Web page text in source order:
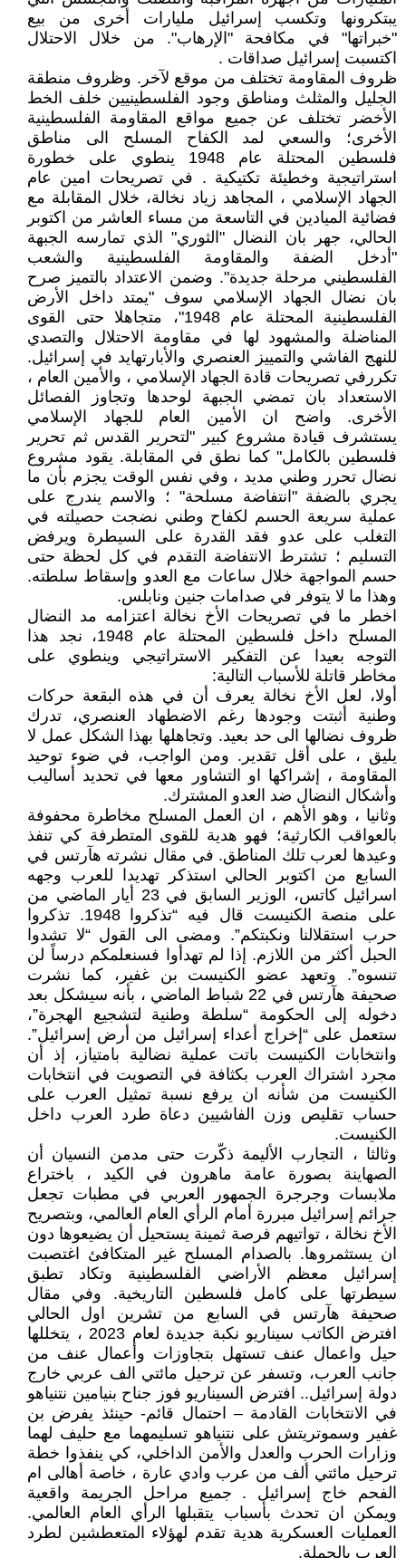
يبتكرونها وتكسب إسرائيل مليارات أخرى من بيع
"خبراتها" في مكافحة "الإرهاب". من خلال الاحتلال
اكتسبت إسرائيل صداقات .
ظروف المقاومة تختلف من موقع لآخر. وظروف منطقة
الجليل والمثلث ومناطق وجود الفلسطينيين خلف الخط
الأخضر تختلف عن جميع مواقع المقاومة الفلسطينية
الأخرى؛ والسعي لمد الكفاح المسلح الى مناطق
فلسطين المحتلة عام 1948 ينطوي على خطورة
استراتيجية وخطيئة تكتيكية . في تصريحات امين عام
الجهاد الإسلامي ، المجاهد زياد نخالة، خلال المقابلة مع
فضائية الميادين في التاسعة من مساء العاشر من اكتوبر
الحالي، جهر بان النضال "الثوري" الذي تمارسه الجبهة
"أدخل الضفة والمقاومة الفلسطينية والشعب
الفلسطيني مرحلة جديدة". وضمن الاعتداد بالتميز صرح
بان نضال الجهاد الإسلامي سوف "يمتد داخل الأرض
الفلسطينية المحتلة عام 1948"، متجاهلا حتى القوى
المناضلة والمشهود لها في مقاومة الاحتلال والتصدي
للنهج الفاشي والتمييز العنصري والأبارتهايد في إسرائيل.
تكررفي تصريحات قادة الجهاد الإسلامي ، والأمين العام ،
الاستعداد بان تمضي الجبهة لوحدها وتجاوز الفصائل
الأخرى. واضح ان الأمين العام للجهاد الإسلامي
يستشرف قيادة مشروع كبير "لتحرير القدس ثم تحرير
فلسطين بالكامل" كما نطق في المقابلة. يقود مشروع
نضال تحرر وطني مديد ، وفي نفس الوقت يجزم بأن ما
يجري بالضفة "انتفاضة مسلحة" ؛ والاسم يندرج على
عملية سريعة الحسم لكفاح وطني نضجت حصيلته في
التغلب على عدو فقد القدرة على السيطرة ويرفض
التسليم ؛ تشترط الانتفاضة التقدم في كل لحظة حتى
حسم المواجهة خلال ساعات مع العدو وإسقاط سلطته.
وهذا ما لا يتوفر في صدامات جنين ونابلس.
اخطر ما في تصريحات الأخ نخالة اعتزامه مد النضال
المسلح داخل فلسطين المحتلة عام 1948، نجد هذا
التوجه بعيدا عن التفكير الاستراتيجي وينطوي على
مخاطر قاتلة للأسباب التالية:
أولا، لعل الأخ نخالة يعرف أن في هذه البقعة حركات
وطنية أثبتت وجودها رغم الاضطهاد العنصري، تدرك
ظروف نضالها الى حد بعيد. وتجاهلها بهذا الشكل عمل لا
يليق ، على أقل تقدير. ومن الواجب، في ضوء توحيد
المقاومة ، إشراكها او التشاور معها في تحديد أساليب
وأشكال النضال ضد العدو المشترك.
وثانيا ، وهو الأهم ، ان العمل المسلح مخاطرة محفوفة
بالعواقب الكارثية؛ فهو هدية للقوى المتطرفة كي تنفذ
وعيدها لعرب تلك المناطق. في مقال نشرته هآرتس في
السابع من اكتوبر الحالي استذكر تهديدا للعرب وجهه
اسرائيل كاتس، الوزير السابق في 23 أيار الماضي من
على منصة الكنيست قال فيه “تذكروا 1948. تذكروا
حرب استقلالنا ونكبتكم”. ومضى الى القول “لا تشدوا
الحبل أكثر من اللازم. إذا لم تهدأوا فسنعلمكم درساً لن
تنسوه”. وتعهد عضو الكنيست بن غفير، كما نشرت
صحيفة هآرتس في 22 شباط الماضي ، بأنه سيشكل بعد
دخوله إلى الحكومة “سلطة وطنية لتشجيع الهجرة”،
ستعمل على “إخراج أعداء إسرائيل من أرض إسرائيل”.
وانتخابات الكنيست باتت عملية نضالية بامتياز، إذ أن
مجرد اشتراك العرب بكثافة في التصويت في انتخابات
الكنيست من شأنه ان يرفع نسبة تمثيل العرب على
حساب تقليص وزن الفاشيين دعاة طرد العرب داخل
الكنيست.
وثالثا ، التجارب الأليمة ذكّرت حتى مدمن النسيان أن
الصهاينة بصورة عامة ماهرون في الكيد ، باختراع
ملابسات وجرجرة الجمهور العربي في مطبات تجعل
جرائم إسرائيل مبررة أمام الرأي العام العالمي، وبتصريح
الأخ نخالة ، تواتيهم فرصة ثمينة يستحيل أن يضيعوها دون
ان يستثمروها. بالصدام المسلح غير المتكافئ اغتصبت
إسرائيل معظم الأراضي الفلسطينية وتكاد تطبق
سيطرتها على كامل فلسطين التاريخية. وفي مقال
صحيفة هآرتس في السابع من تشرين اول الحالي
افترض الكاتب سيناريو نكبة جديدة لعام 2023 ، يتخللها
حيل واعمال عنف تستهل بتجاوزات وأعمال عنف من
جانب العرب، وتسفر عن ترحيل مائتي الف عربي خارج
دولة إسرائيل.. افترض السيناريو فوز جناح بنيامين نتنياهو
في الانتخابات القادمة – احتمال قائم- حينئذ يفرض بن
غفير وسموتريتش على نتنياهو تسليمهما مع حليف لهما
وزارات الحرب والعدل والأمن الداخلي، كي ينفذوا خطة
ترحيل مائتي ألف من عرب وادي عارة ، خاصة أهالى ام
الفحم خاج إسرائيل . جميع مراحل الجريمة واقعية
ويمكن ان تحدث بأسباب يتقبلها الرأي العام العالمي.
العمليات العسكرية هدية تقدم لهؤلاء المتعطشين لطرد
العرب بالجملة.